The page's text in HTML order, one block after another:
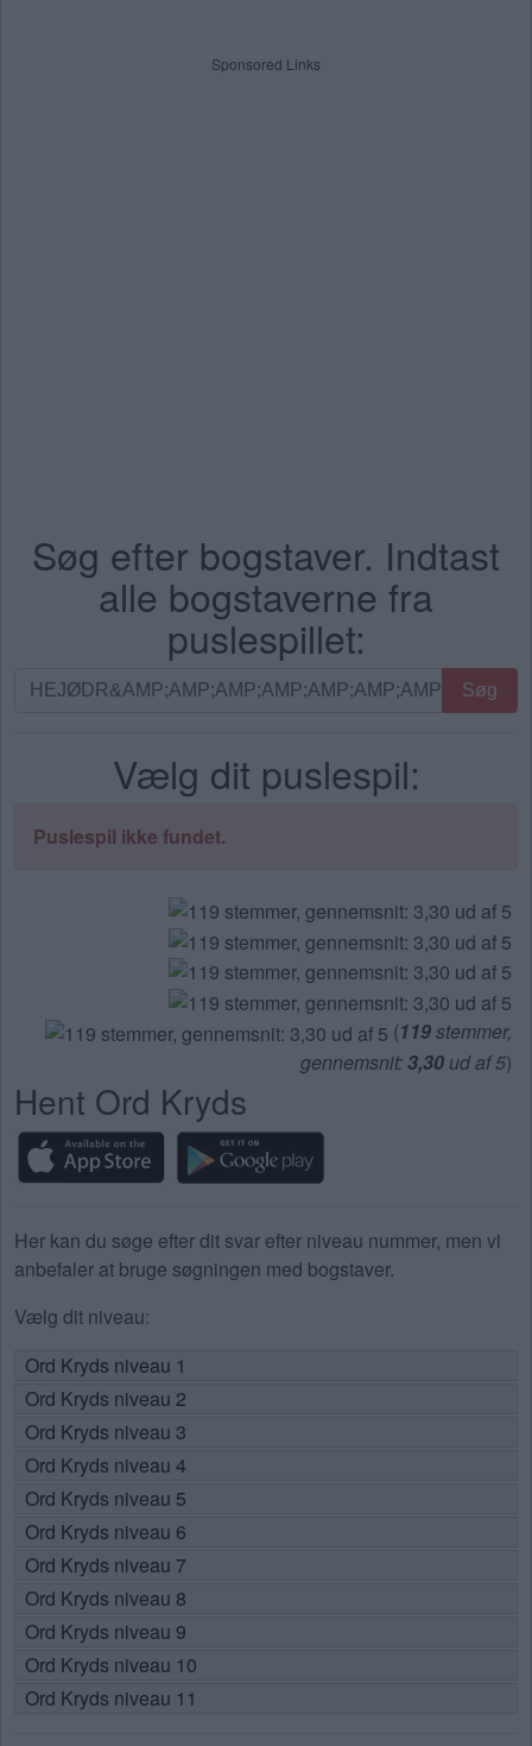
Sponsored Links
Søg efter bogstaver. Indtast
alle bogstaverne fra
puslespillet:
Søg
bogstaverne
Søg
Vælg dit puslespil:
Puslespil ikke fundet.
(119stemmer,
gennemsnit:3,30 ud af 5)
Hent Ord Kryds
Her kan du søge efter dit svar efter niveau nummer, men vi
anbefaler at bruge søgningen med bogstaver.
Vælg dit niveau:
Ord Kryds niveau 1
Ord Kryds niveau 2
Ord Kryds niveau 3
Ord Kryds niveau 4
Ord Kryds niveau 5
Ord Kryds niveau 6
Ord Kryds niveau 7
Ord Kryds niveau 8
Ord Kryds niveau 9
Ord Kryds niveau 10
Ord Kryds niveau 11